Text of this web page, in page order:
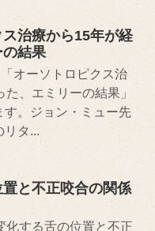
治療から15年が経
の結果
オーソトロピクス治
、エミリーの結果」
す。ジョン・ミュー先
リタ...
と不正咬合の関係
化する舌の位置と不正